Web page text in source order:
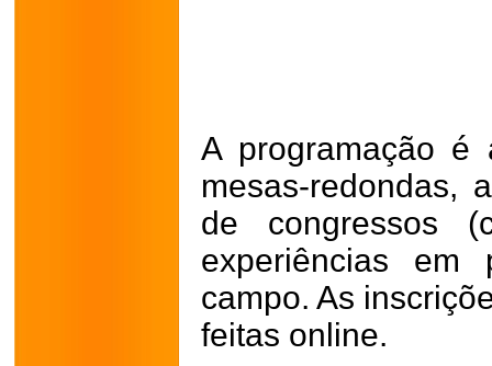
A programação é
mesas-redondas,
de congressos
experiências
campo. As
feitas online.